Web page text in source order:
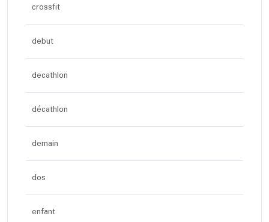
crossfit
debut
decathlon
décathlon
demain
dos
enfant